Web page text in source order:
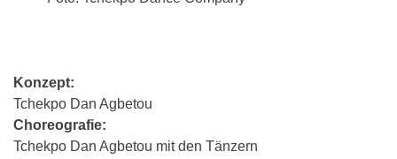
Konzept:
Tchekpo Dan Agbetou
Choreografie:
Tchekpo Dan Agbetou mit den Tänzern